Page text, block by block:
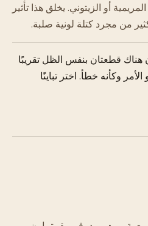
أو الزيتوني. يخلق هذا تأثير
من مجرد كتلة لونية صلبة.
هناك قطعتان بنفس الظل تقريبًا
وكأنه خطأ. اختر تباينًا